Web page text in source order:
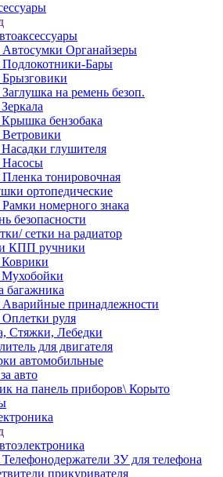
Автосумки Органайзеры
Подлокотники-Бары
на ремень безоп.
Крышка бензобака
Ветровики
глушителя
Насосы
тонировочная
ортопедические
номерного знака
безопасности
сетки на радиатор
КПП ручники
Коврики
Мухобойки
багажника
Аварийные принадлежности
руля
Стяжки, Лебедки
для двигателя
автомобильные
авто
на панель приборов\ Корыто
ЗУ для телефона
прикуривателя